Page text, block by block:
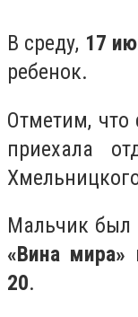
В среду, 17
ребенок.
Отметим, что
приехала
Мальчик был
«Вина мира»
20.